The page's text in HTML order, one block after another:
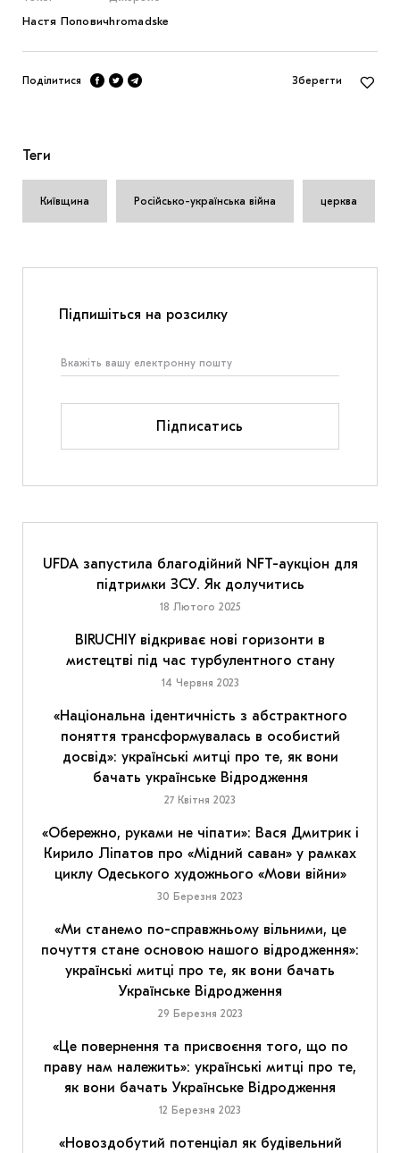
Настя Поповичhromadske
Поділитися Зберегти
Теги
Київщина Російсько-українська війна церква
Підпишіться на розсилку
Підписатись
UFDA запустила благодійний NFT-аукціон для
підтримки ЗСУ. Як долучитись
18 Лютого 2025
BIRUCHIY відкриває нові горизонти в
мистецтві під час турбулентного стану
14 Червня 2023
«Національна ідентичність з абстрактного
поняття трансформувалась в особистий
досвід»: українські митці про те, як вони
бачать українське Відродження
27 Квітня 2023
«Обережно, руками не чіпати»: Вася Дмитрик і
Кирило Ліпатов про «Мідний саван» у рамках
циклу Одеського художнього «Мови війни»
30 Березня 2023
«Ми станемо по-справжньому вільними, це
почуття стане основою нашого відродження»:
українські митці про те, як вони бачать
Українське Відродження
29 Березня 2023
«Це повернення та присвоєння того, що по
праву нам належить»: українські митці про те,
як вони бачать Українське Відродження
12 Березня 2023
«Новоздобутий потенціал як будівельний